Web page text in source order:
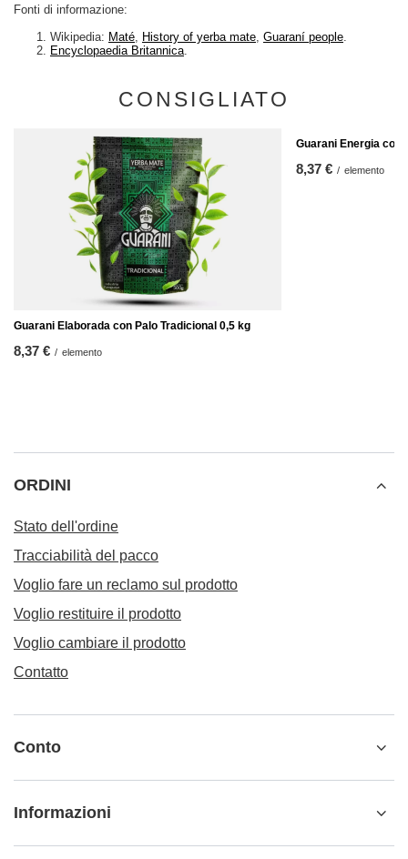
Fonti di informazione:
Wikipedia: Maté, History of yerba mate, Guaraní people.
Encyclopaedia Britannica.
CONSIGLIATO
Guarani Elaborada con Palo Tradicional 0,5 kg
8,37 € / elemento
Guarani Energia con
8,37 € / elemento
ORDINI
Stato dell'ordine
Tracciabilità del pacco
Voglio fare un reclamo sul prodotto
Voglio restituire il prodotto
Voglio cambiare il prodotto
Contatto
Conto
Informazioni